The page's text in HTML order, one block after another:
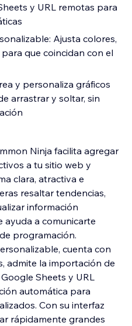
y URL remotas para
Ajusta colores,
que coincidan con el
y personaliza gráficos
arrastrar y soltar, sin
Ninja facilita agregar
a tu sitio web y
clara, atractiva e
resaltar tendencias,
información
ayuda a comunicarte
programación.
cuenta con
admite la importación de
Sheets y URL
automática para
Con su interfaz
rápidamente grandes